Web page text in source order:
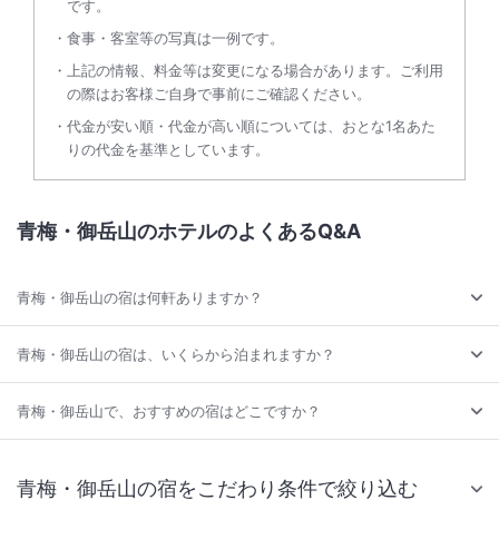
です。
食事・客室等の写真は一例です。
上記の情報、料金等は変更になる場合があります。ご利用
の際はお客様ご自身で事前にご確認ください。
代金が安い順・代金が高い順については、おとな1名あた
りの代金を基準としています。
青梅・御岳山のホテルのよくあるQ&A
青梅・御岳山の宿は何軒ありますか？
青梅・御岳山の宿は、いくらから泊まれますか？
青梅・御岳山で、おすすめの宿はどこですか？
青梅・御岳山の宿をこだわり条件で絞り込む